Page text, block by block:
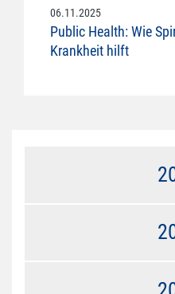
06.11.2025
Public Health: Wie
Krankheit hilft